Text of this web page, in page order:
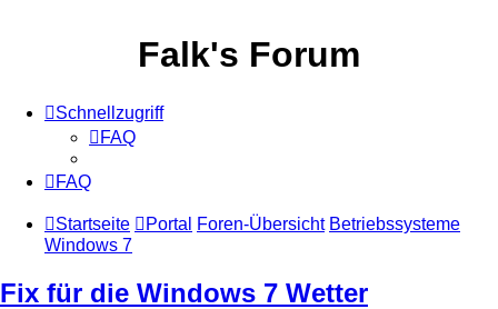
Falk's Forum
Schnellzugriff
FAQ
FAQ
Startseite Portal Foren-Übersicht Betriebssysteme
Windows 7
Fix für die Windows 7 Wetter